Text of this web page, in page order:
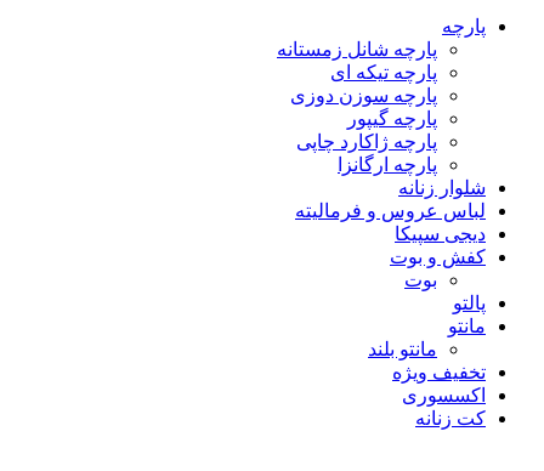
پارچه
پارچه شانل زمستانه
پارچه تیکه ای
پارچه سوزن دوزی
پارچه گیپور
پارچه ژاکارد چاپی
پارچه ارگانزا
شلوار زنانه
لباس عروس و فرمالیته
دیجی سپیکا
کفش و بوت
بوت
پالتو
مانتو
مانتو بلند
تخفیف ویژه
اکسسوری
کت زنانه